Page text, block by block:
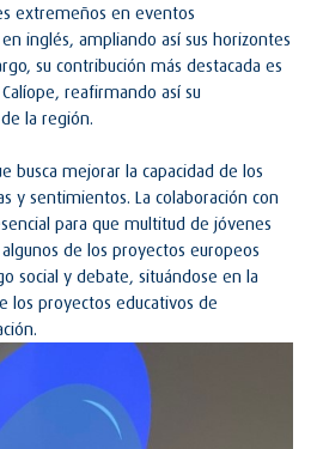
extremeños en eventos
inglés, ampliando así sus horizontes
su contribución más destacada es
reafirmando así su
la región.
busca mejorar la capacidad de los
y sentimientos. La colaboración con
para que multitud de jóvenes
de los proyectos europeos
social y debate, situándose en la
los proyectos educativos de